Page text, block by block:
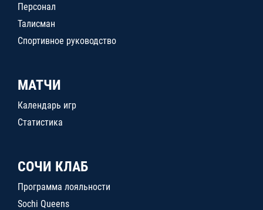
Персонал
Талисман
Спортивное руководство
МАТЧИ
Календарь игр
Статистика
СОЧИ КЛАБ
Программа лояльности
Sochi Queens